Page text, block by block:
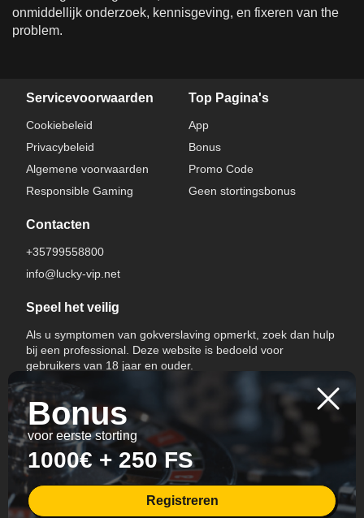
onmiddellijk onderzoek, kennisgeving, en fixeren van the
problem.
Bonus
voor eerste storting
1000€ + 250 FS
Registreren
Servicevoorwaarden
Cookiebeleid
Privacybeleid
Algemene voorwaarden
Responsible Gaming
Top Pagina's
App
Bonus
Promo Code
Geen stortingsbonus
Contacten
+35799558800
info@lucky-vip.net
Speel het veilig
Als u symptomen van gokverslaving opmerkt, zoek dan hulp
bij een professional. Deze website is bedoeld voor
gebruikers van 18 jaar en ouder.
Switch Language